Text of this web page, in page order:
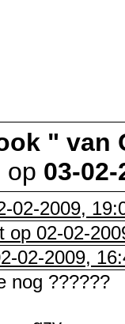
" van
op 03-
02-2009,
op 02-02-
02-2009,
nog ??????